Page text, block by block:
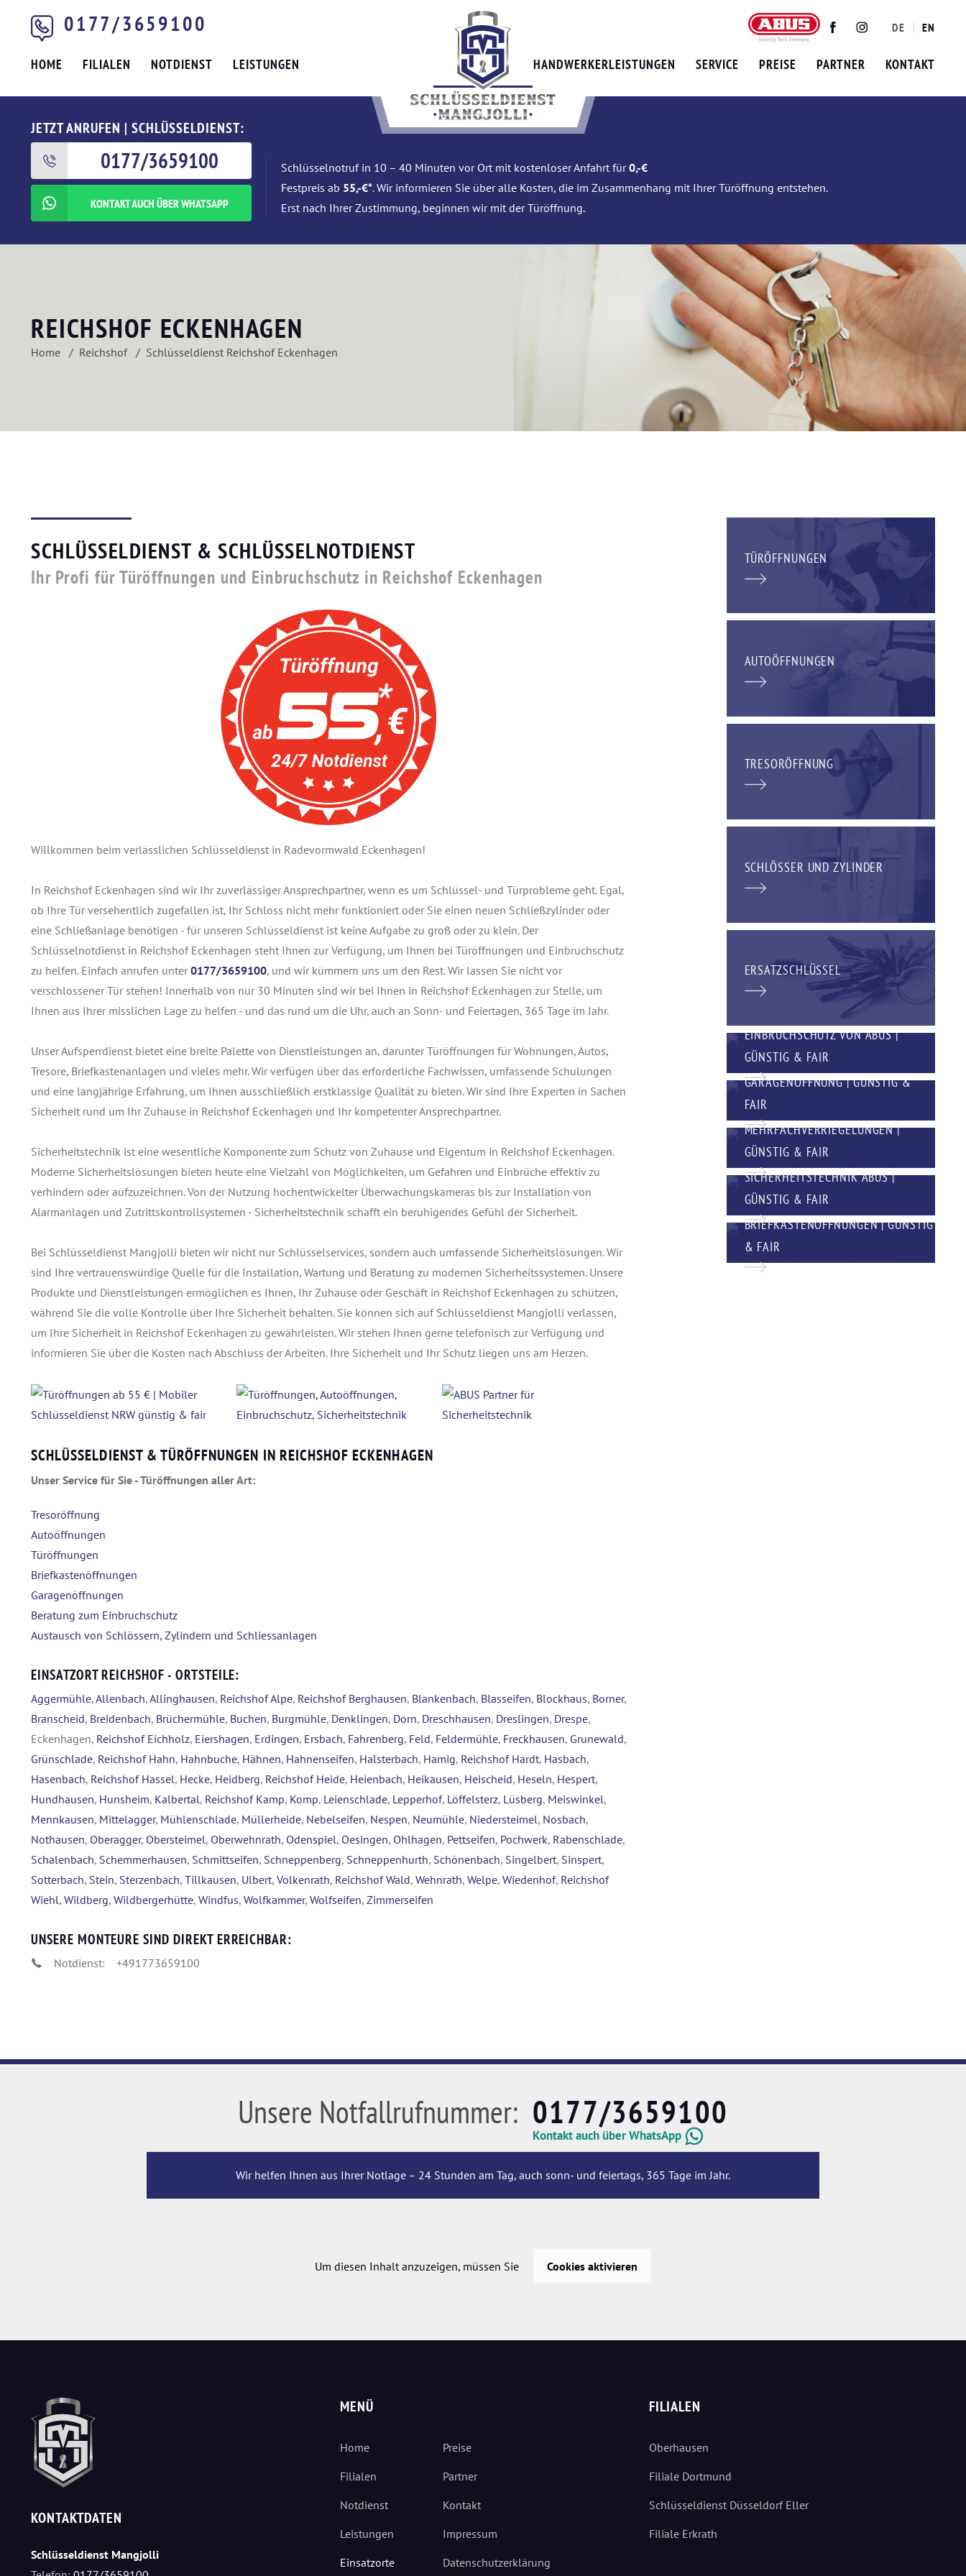
0177/3659100 TwitterFacebookInstagram
DE EN
HOME FILIALEN NOTDIENST LEISTUNGEN HANDWERKERLEISTUNGEN SERVICE PREISE PARTNER KONTAKT
JETZT ANRUFEN | SCHLÜSSELDIENST:
0177/3659100
KONTAKT AUCH ÜBER WHATSAPP
Schlüsselnotruf in 10 – 40 Minuten vor Ort mit kostenloser Anfahrt für0,-€
Festpreis ab 55,-€*. Wir informieren Sie über alle Kosten, die im Zusammenhang mit Ihrer Türöffnung entstehen.
Erst nach Ihrer Zustimmung, beginnen wir mit der Türöffnung.
REICHSHOF ECKENHAGEN
Home Reichshof Schlüsseldienst Reichshof Eckenhagen
SCHLÜSSELDIENST & SCHLÜSSELNOTDIENST
Ihr Profi für Türöffnungen und Einbruchschutz in Reichshof Eckenhagen
Willkommen beim verlässlichen Schlüsseldienst in Radevormwald Eckenhagen!
In Reichshof Eckenhagen sind wir Ihr zuverlässiger Ansprechpartner, wenn es um Schlüssel- und Türprobleme geht. Egal,
ob Ihre Tür versehentlich zugefallen ist, Ihr Schloss nicht mehr funktioniert oder Sie einen neuen Schließzylinder oder
eine Schließanlage benötigen - für unseren Schlüsseldienst ist keine Aufgabe zu groß oder zu klein. Der
Schlüsselnotdienst in Reichshof Eckenhagen steht Ihnen zur Verfügung, um Ihnen bei Türöffnungen und Einbruchschutz
zu helfen. Einfach anrufen unter 0177/3659100, und wir kümmern uns um den Rest. Wir lassen Sie nicht vor
verschlossener Tür stehen! Innerhalb von nur 30 Minuten sind wir bei Ihnen in Reichshof Eckenhagen zur Stelle, um
Ihnen aus Ihrer misslichen Lage zu helfen - und das rund um die Uhr, auch an Sonn- und Feiertagen, 365 Tage im Jahr.
Unser Aufsperrdienst bietet eine breite Palette von Dienstleistungen an, darunter Türöffnungen für Wohnungen, Autos,
Tresore, Briefkastenanlagen und vieles mehr. Wir verfügen über das erforderliche Fachwissen, umfassende Schulungen
und eine langjährige Erfahrung, um Ihnen ausschließlich erstklassige Qualität zu bieten. Wir sind Ihre Experten in Sachen
Sicherheit rund um Ihr Zuhause in Reichshof Eckenhagen und Ihr kompetenter Ansprechpartner.
Sicherheitstechnik ist eine wesentliche Komponente zum Schutz von Zuhause und Eigentum in Reichshof Eckenhagen.
Moderne Sicherheitslösungen bieten heute eine Vielzahl von Möglichkeiten, um Gefahren und Einbrüche effektiv zu
verhindern oder aufzuzeichnen. Von der Nutzung hochentwickelter Überwachungskameras bis zur Installation von
Alarmanlagen und Zutrittskontrollsystemen - Sicherheitstechnik schafft ein beruhigendes Gefühl der Sicherheit.
Bei Schlüsseldienst Mangjolli bieten wir nicht nur Schlüsselservices, sondern auch umfassende Sicherheitslösungen. Wir
sind Ihre vertrauenswürdige Quelle für die Installation, Wartung und Beratung zu modernen Sicherheitssystemen. Unsere
Produkte und Dienstleistungen ermöglichen es Ihnen, Ihr Zuhause oder Geschäft in Reichshof Eckenhagen zu schützen,
während Sie die volle Kontrolle über Ihre Sicherheit behalten. Sie können sich auf Schlüsseldienst Mangjolli verlassen,
um Ihre Sicherheit in Reichshof Eckenhagen zu gewährleisten. Wir stehen Ihnen gerne telefonisch zur Verfügung und
informieren Sie über die Kosten nach Abschluss der Arbeiten. Ihre Sicherheit und Ihr Schutz liegen uns am Herzen.
SCHLÜSSELDIENST & TÜRÖFFNUNGEN IN REICHSHOF ECKENHAGEN
Unser Service für Sie - Türöffnungen aller Art:
Tresoröffnung
Autoöffnungen
Türöffnungen
Briefkastenöffnungen
Garagenöffnungen
Beratung zum Einbruchschutz
Austausch von Schlössern, Zylindern und Schliessanlagen
EINSATZORT REICHSHOF - ORTSTEILE:
Aggermühle,Allenbach,Allinghausen, Reichshof Alpe, Reichshof Berghausen, Blankenbach, Blasseifen, Blockhaus, Borner,
Branscheid, Breidenbach, Brüchermühle, Buchen, Burgmühle, Denklingen, Dorn, Dreschhausen, Dreslingen, Drespe,
Eckenhagen, Reichshof Eichholz, Eiershagen, Erdingen, Ersbach, Fahrenberg, Feld, Feldermühle, Freckhausen, Grunewald,
Grünschlade, Reichshof Hahn, Hahnbuche, Hähnen, Hahnenseifen, Halsterbach, Hamig, Reichshof Hardt, Hasbach,
Hasenbach, Reichshof Hassel, Hecke, Heidberg, Reichshof Heide, Heienbach, Heikausen, Heischeid, Heseln, Hespert,
Hundhausen, Hunsheim, Kalbertal, Reichshof Kamp, Komp, Leienschlade, Lepperhof, Löffelsterz, Lüsberg, Meiswinkel,
Mennkausen, Mittelagger, Mühlenschlade, Müllerheide, Nebelseifen, Nespen, Neumühle, Niedersteimel, Nosbach,
Nothausen, Oberagger, Obersteimel, Oberwehnrath, Odenspiel, Oesingen, Ohlhagen, Pettseifen, Pochwerk, Rabenschlade,
Schalenbach, Schemmerhausen, Schmittseifen, Schneppenberg, Schneppenhurth, Schönenbach, Singelbert, Sinspert,
Sotterbach, Stein, Sterzenbach, Tillkausen, Ulbert, Volkenrath, Reichshof Wald, Wehnrath, Welpe, Wiedenhof, Reichshof
Wiehl, Wildberg, Wildbergerhütte, Windfus, Wolfkammer, Wolfseifen, Zimmerseifen
UNSERE MONTEURE SIND DIREKT ERREICHBAR:
Notdienst: +491773659100
TÜRÖFFNUNGEN
AUTOÖFFNUNGEN
TRESORÖFFNUNG
SCHLÖSSER UND ZYLINDER
ERSATZSCHLÜSSEL
EINBRUCHSCHUTZ VON ABUS |
GÜNSTIG & FAIR
GARAGENÖFFNUNG | GÜNSTIG &
FAIR
MEHRFACHVERRIEGELUNGEN |
GÜNSTIG & FAIR
SICHERHEITSTECHNIK ABUS |
GÜNSTIG & FAIR
BRIEFKASTENÖFFNUNGEN | GÜNSTIG
& FAIR
Unsere Notfallrufnummer: 0177/3659100
Kontakt auch über WhatsApp
Wir helfen Ihnen aus Ihrer Notlage – 24 Stunden am Tag, auch sonn- und feiertags, 365 Tage im Jahr.
Um diesen Inhalt anzuzeigen, müssen Sie Cookies aktivieren
KONTAKTDATEN
Schlüsseldienst Mangjolli
MENÜ
Home
Filialen
Notdienst
Leistungen
Einsatzorte
Preise
Partner
Kontakt
Impressum
Datenschutzerklärung
FILIALEN
Oberhausen
Filiale Dortmund
Schlüsseldienst Düsseldorf Eller
Filiale Erkrath